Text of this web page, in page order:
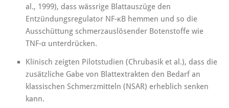
al., 1999), dass wässrige Blattauszüge den
Entzündungsregulator NF-κB hemmen und so die
Ausschüttung schmerzauslösender Botenstoffe wie
TNF-α unterdrücken.
Klinisch zeigten Pilotstudien (Chrubasik et al.), dass die
zusätzliche Gabe von Blattextrakten den Bedarf an
klassischen Schmerzmitteln (NSAR) erheblich senken
kann.